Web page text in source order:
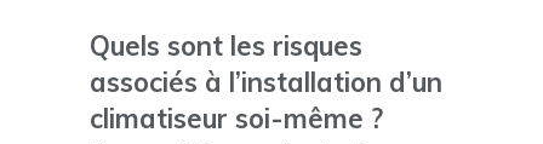
Quels sont les risques
associés à l’installation d’un
climatiseur soi-même ?